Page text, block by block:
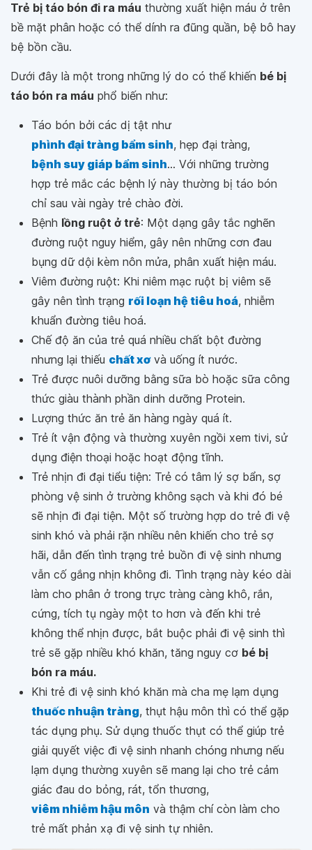
Trẻ bị táo bón đi ra máu thường xuất hiện máu ở trên
bề mặt phân hoặc có thể dính ra đũng quần, bệ bô hay
bệ bồn cầu.
Dưới đây là một trong những lý do có thể khiến bé bị
táo bón ra máu phổ biến như:
Táo bón bởi các dị tật như
phình đại tràng bẩm sinh, hẹp đại tràng,
bệnh suy giáp bẩm sinh... Với những trường
hợp trẻ mắc các bệnh lý này thường bị táo bón
chỉ sau vài ngày trẻ chào đời.
Bệnh lồng ruột ở trẻ: Một dạng gây tắc nghẽn
đường ruột nguy hiểm, gây nên những cơn đau
bụng dữ dội kèm nôn mửa, phân xuất hiện máu.
Viêm đường ruột: Khi niêm mạc ruột bị viêm sẽ
gây nên tình trạng rối loạn hệ tiêu hoá, nhiễm
khuẩn đường tiêu hoá.
Chế độ ăn của trẻ quá nhiều chất bột đường
nhưng lại thiếu chất xơvà uống ít nước.
Trẻ được nuôi dưỡng bằng sữa bò hoặc sữa công
thức giàu thành phần dinh dưỡng Protein.
Lượng thức ăn trẻ ăn hàng ngày quá ít.
Trẻ ít vận động và thường xuyên ngồi xem tivi, sử
dụng điện thoại hoặc hoạt động tĩnh.
Trẻ nhịn đi đại tiểu tiện: Trẻ có tâm lý sợ bẩn, sợ
phòng vệ sinh ở trường không sạch và khi đó bé
sẽ nhịn đi đại tiện. Một số trường hợp do trẻ đi vệ
sinh khó và phải rặn nhiều nên khiến cho trẻ sợ
hãi, dẫn đến tình trạng trẻ buồn đi vệ sinh nhưng
vẫn cố gắng nhịn không đi. Tình trạng này kéo dài
làm cho phân ở trong trực tràng càng khô, rắn,
cứng, tích tụ ngày một to hơn và đến khi trẻ
không thể nhịn được, bắt buộc phải đi vệ sinh thì
trẻ sẽ gặp nhiều khó khăn, tăng nguy cơ bé bị
bón ra máu.
Khi trẻ đi vệ sinh khó khăn mà cha mẹ lạm dụng
thuốc nhuận tràng, thụt hậu môn thì có thể gặp
tác dụng phụ. Sử dụng thuốc thụt có thể giúp trẻ
giải quyết việc đi vệ sinh nhanh chóng nhưng nếu
lạm dụng thường xuyên sẽ mang lại cho trẻ cảm
giác đau do bỏng, rát, tổn thương,
viêm nhiễm hậu môn và thậm chí còn làm cho
trẻ mất phản xạ đi vệ sinh tự nhiên.